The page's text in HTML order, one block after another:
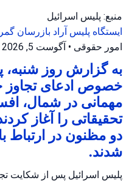
منبع: پلیس اسرائیل
ایستگاه پلیس آراد بازرسان
امور حقوقی • آگوست 5, 2026 at 8:05 ب.ظ
به گزارش روز
خصوص ادعای تجاوز
مهمانی در شمال،
تحقیقاتی را آغاز
دو مظنون در ارتباط
شدند.
پلیس اسرائیل پس از شکایت